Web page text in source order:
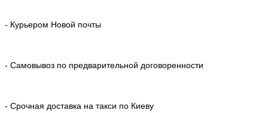
- Курьером Новой почты
- Самовывоз по предварительной договоренности
- Срочная доставка на такси по Киеву